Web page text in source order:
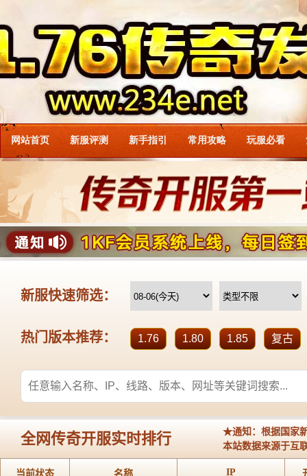
网站首页 新服评测 新手指引 常用攻略 玩服必看